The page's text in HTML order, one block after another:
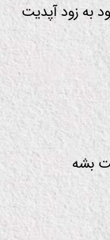
به زود آپدیت
بشه